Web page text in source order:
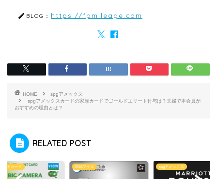
BLOG： https://fpmileage.com
HOME
spgアメックス
spgアメックスカードの家族カードでゴールドエリート付与は？夫婦で本会員が
おすすめの理由とは？
RELATED POST
ットカード ANAマイル spgアメックス